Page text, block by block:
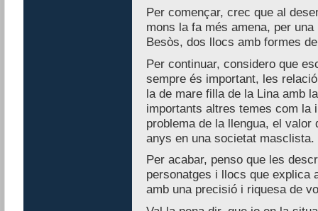
Per començar, crec que al
mons la fa més amena, per
Besòs, dos llocs amb formes
Per continuar, considero que
sempre és important, les
la de mare filla de la Lina amb
importants altres temes com la
problema de la llengua, el valor
anys en una societat masclista.
Per acabar, penso que les
personatges i llocs que explica
amb una precisió i riquesa de